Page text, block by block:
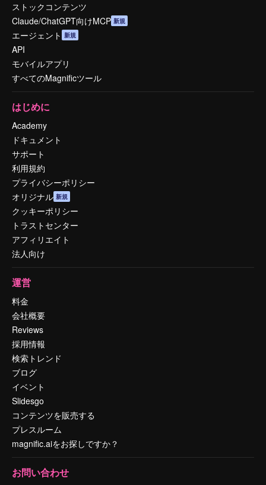
ストックコンテンツ
Claude/ChatGPT向けMCP 新規
エージェント 新規
API
モバイルアプリ
すべてのMagnificツール
はじめに
Academy
ドキュメント
サポート
利用規約
プライバシーポリシー
オリジナル 新規
クッキーポリシー
トラストセンター
アフィリエイト
法人向け
運営
料金
会社概要
Reviews
採用情報
検索トレンド
ブログ
イベント
Slidesgo
コンテンツを販売する
プレスルーム
magnific.aiをお探しですか？
お問い合わせ